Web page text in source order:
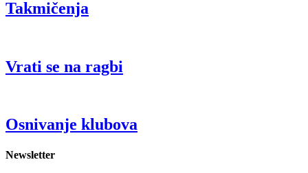
Takmičenja
Vrati se na ragbi
Osnivanje klubova
Newsletter